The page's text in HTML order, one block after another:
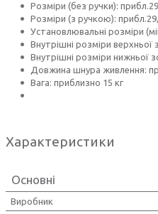
Розміри (без ручки):
Розміри (з ручкою):
Установлювальні розміри
Внутрішні розміри
Внутрішні розміри нижньої
Довжина шнура живлення:
Вага: приблизно 15 кг
Характеристики
Основні
Виробник